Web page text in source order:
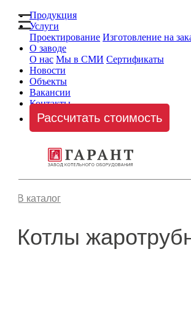
Продукция
Услуги
Проектирование Изготовление на
О заводе
О нас Мы в СМИ Сертификаты
Новости
Объекты
Вакансии
Контакты
Рассчитать стоимость
В каталог
Котлы